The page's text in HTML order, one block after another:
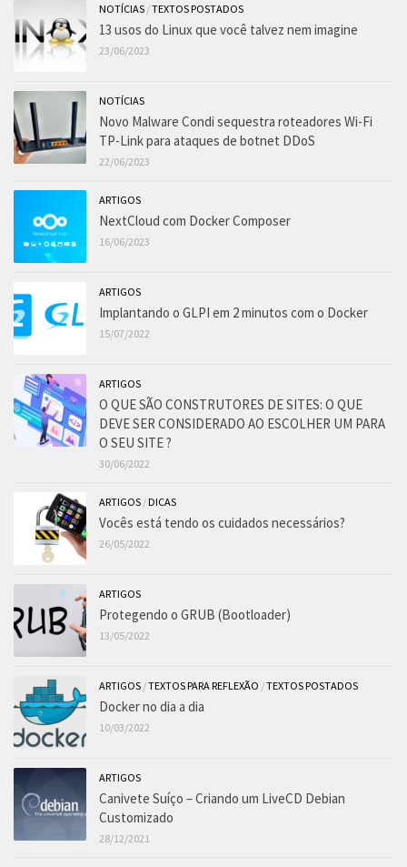
NOTÍCIAS /TEXTOS POSTADOS
13 usos do Linux que você talvez nem imagine
23/06/2023
NOTÍCIAS
Novo Malware Condi sequestra roteadores Wi-Fi
TP-Link para ataques de botnet DDoS
22/06/2023
ARTIGOS
NextCloud com Docker Composer
16/06/2023
ARTIGOS
Implantando o GLPI em 2 minutos com o Docker
15/07/2022
ARTIGOS
O QUE SÃO CONSTRUTORES DE SITES: O QUE
DEVE SER CONSIDERADO AO ESCOLHER UM PARA
O SEU SITE ?
30/06/2022
ARTIGOS /DICAS
Vocês está tendo os cuidados necessários?
26/05/2022
ARTIGOS
Protegendo o GRUB (Bootloader)
13/05/2022
ARTIGOS /TEXTOS PARA REFLEXÃO /TEXTOS POSTADOS
Docker no dia a dia
10/03/2022
ARTIGOS
Canivete Suíço – Criando um LiveCD Debian
Customizado
28/12/2021